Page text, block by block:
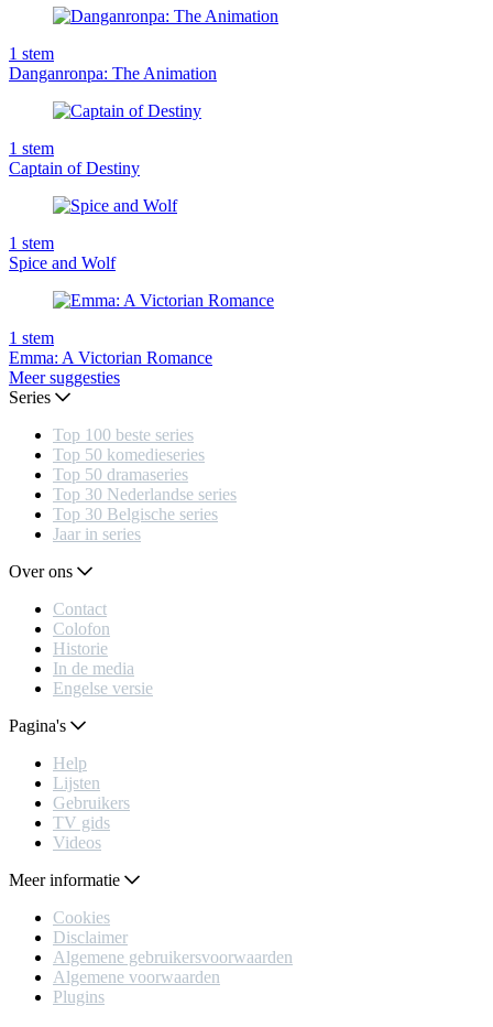
1 stem
Danganronpa: The Animation
1 stem
Captain of Destiny
1 stem
Spice and Wolf
1 stem
Emma: A Victorian Romance
Meer suggesties
Series
Top 100 beste series
Top 50 komedieseries
Top 50 dramaseries
Top 30 Nederlandse series
Top 30 Belgische series
Jaar in series
Over ons
Contact
Colofon
Historie
In de media
Engelse versie
Pagina's
Help
Lijsten
Gebruikers
TV gids
Videos
Meer informatie
Cookies
Disclaimer
Algemene gebruikersvoorwaarden
Algemene voorwaarden
Plugins